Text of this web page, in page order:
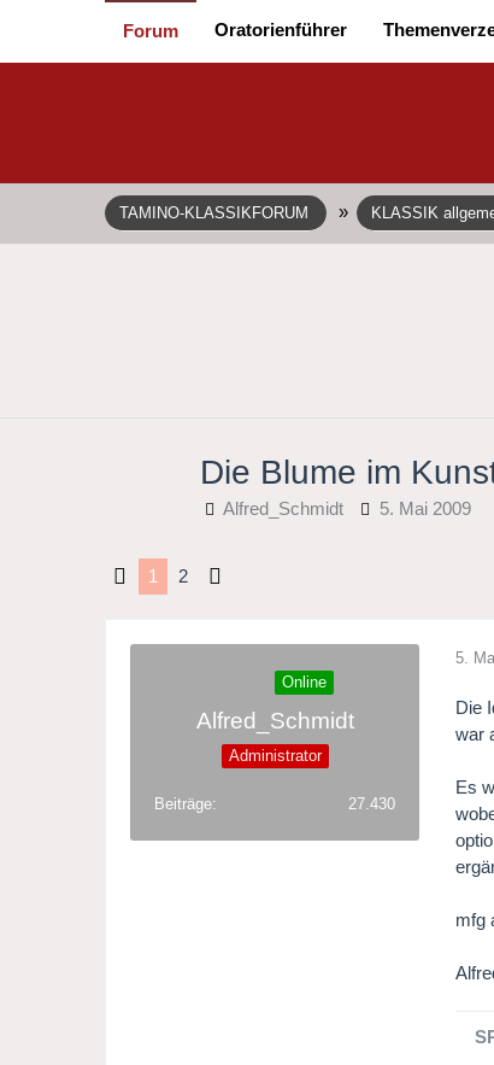
Forum Oratorienführer
TAMINO-KLASSIKFORUM » KLASSIK
Die Blume im
Alfred_Schmidt 5. Mai 2009
1 2
Online
Alfred_Schmidt
Administrator
Beiträge 27.430
5.
Die
war
Es
mfg